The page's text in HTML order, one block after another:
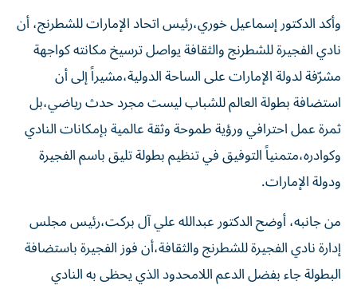
وأكد الدكتور إسماعيل خوري،رئيس اتحاد الإمارات للشطرنج، أن
نادي الفجيرة للشطرنج والثقافة يواصل ترسيخ مكانته كواجهة
مشرّفة لدولة الإمارات على الساحة الدولية،مشيراً إلى أن
استضافة بطولة العالم للشباب ليست مجرد حدث رياضي،بل
ثمرة عمل احترافي ورؤية طموحة وثقة عالمية بإمكانات النادي
وكوادره،متمنياً التوفيق في تنظيم بطولة تليق باسم الفجيرة
ودولة الإمارات.
من جانبه، أوضح الدكتور عبدالله علي آل بركت،رئيس مجلس
إدارة نادي الفجيرة للشطرنج والثقافة،أن فوز الفجيرة باستضافة
البطولة جاء بفضل الدعم اللامحدود الذي يحظى به النادي